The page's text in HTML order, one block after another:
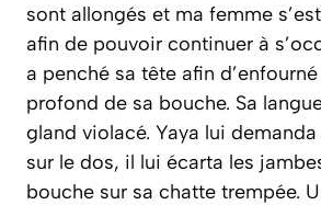
sont allongés et ma femme
afin de pouvoir continuer à
a penché sa tête afin
profond de sa bouche. Sa
gland violacé. Yaya lui
sur le dos, il lui écarta les
bouche sur sa chatte trempée.